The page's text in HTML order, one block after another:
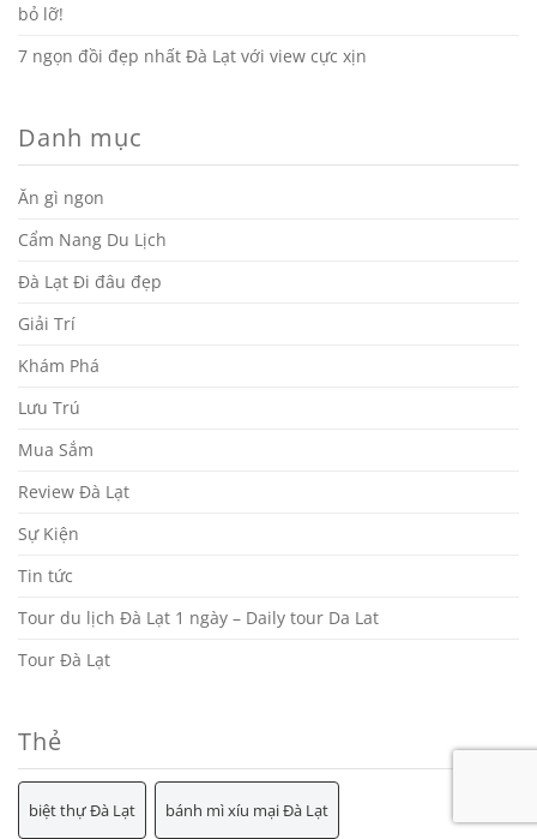
bỏ lỡ!
7 ngọn đồi đẹp nhất Đà Lạt với view cực xịn
Danh mục
Ăn gì ngon
Cẩm Nang Du Lịch
Đà Lạt Đi đâu đẹp
Giải Trí
Khám Phá
Lưu Trú
Mua Sắm
Review Đà Lạt
Sự Kiện
Tin tức
Tour du lịch Đà Lạt 1 ngày – Daily tour Da Lat
Tour Đà Lạt
Thẻ
biệt thự Đà Lạt bánh mì xíu mại Đà Lạt